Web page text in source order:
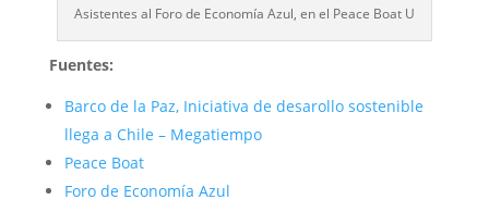
Asistentes al Foro de Economía Azul, en el Peace Boat U
Fuentes:
Barco de la Paz, Iniciativa de desarollo sostenible
llega a Chile – Megatiempo
Peace Boat
Foro de Economía Azul